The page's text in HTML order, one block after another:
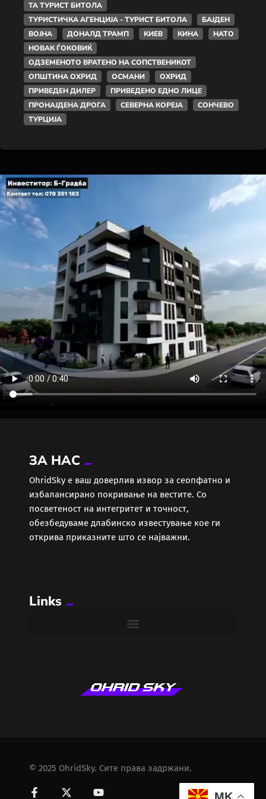
ТА ТУРИСТ БИТОЛА
ТУРИСТИЧКА АГЕНЦИЈА - ТУРИСТ БИТОЛА
БАЈДЕН
ВОЈНА
ДОНАЛД ТРАМП КИЕВ КИНА
НАТО
НОВАК ЃОКОВИЌ
ОДЗЕМЕНОТО ВРАТЕНО НА СОПСТВЕНИКОТ
ОПШТИНА ОХРИД
ОСМАНИ
ОХРИД
ПРИВЕДЕН ДИЛЕР
ПРИВЕДЕНО ЕДНО ЛИЦЕ
ПРОНАЈДЕНА ДРОГА
СЕВЕРНА КОРЕЈА
СОНЧЕВО
ТУРЦИЈА
ЗА НАС
ОhridSky е ваш доверлив извор за сеопфатно и
избалансирано покривање на вестите. Со
посветеност на интегритет и точност,
обезбедуваме длабинско известување кое ги
открива приказните што се најважни.
Links
© 2025 OhridSky. Сите права задржани.